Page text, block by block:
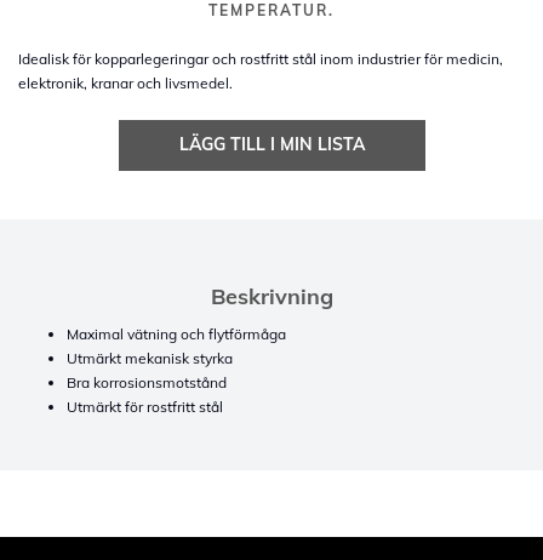
TEMPERATUR.
Idealisk för kopparlegeringar och rostfritt stål inom industrier för medicin,
elektronik, kranar och livsmedel.
LÄGG TILL I MIN LISTA
Beskrivning
Maximal vätning och flytförmåga
Utmärkt mekanisk styrka
Bra korrosionsmotstånd
Utmärkt för rostfritt stål